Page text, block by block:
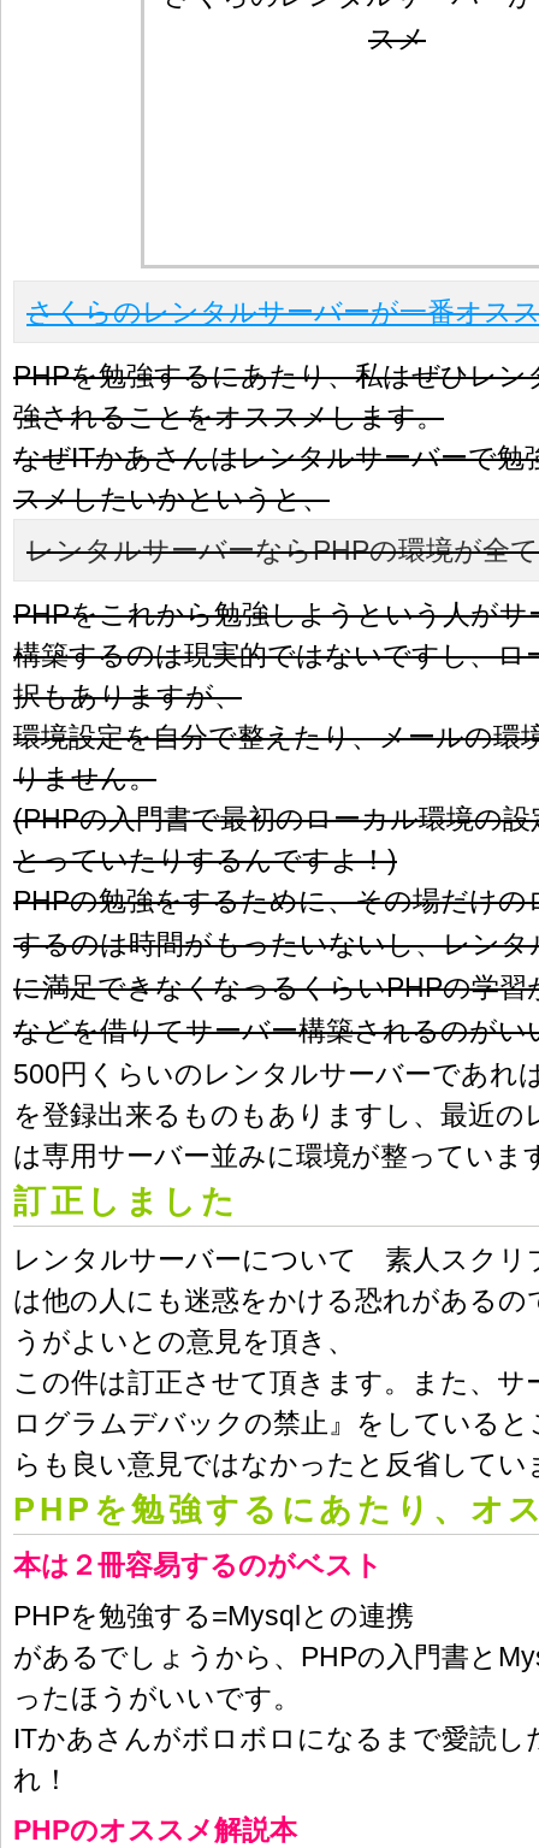
さくらのレンタルサーバーが一番オス
PHPを勉強するにあたり、私はぜひレン
強されることをオススメします。
なぜITかあさんはレンタルサーバーで勉
スメしたいかというと、
レンタルサーバーならPHPの環境が全
PHPをこれから勉強しようという人が
構築するのは現実的ではないですし、ロ
択もありますが、
環境設定を自分で整えたり、メールの環
りません。
(PHPの入門書で最初のローカル環境の
とっていたりするんですよ！)
PHPの勉強をするために、その場だけの
するのは時間がもったいないし、レンタ
に満足できなくなっるくらいPHPの学
などを借りてサーバー構築されるのがい
500円くらいのレンタルサーバーであれ
を登録出来るものもありますし、最近の
は専用サーバー並みに環境が整っていま
訂正しました
レンタルサーバーについて 素人スクリ
は他の人にも迷惑をかける恐れがある
うがよいとの意見を頂き、
この件は訂正させて頂きます。また、サ
ログラムデバックの禁止』をしている
らも良い意見ではなかったと反省してい
PHPを勉強するにあたり、オ
本は２冊容易するのがベスト
PHPを勉強する=Mysqlとの連携
があるでしょうから、PHPの入門書と
ったほうがいいです。
ITかあさんがボロボロになるまで愛読し
れ！
PHPのオススメ解説本